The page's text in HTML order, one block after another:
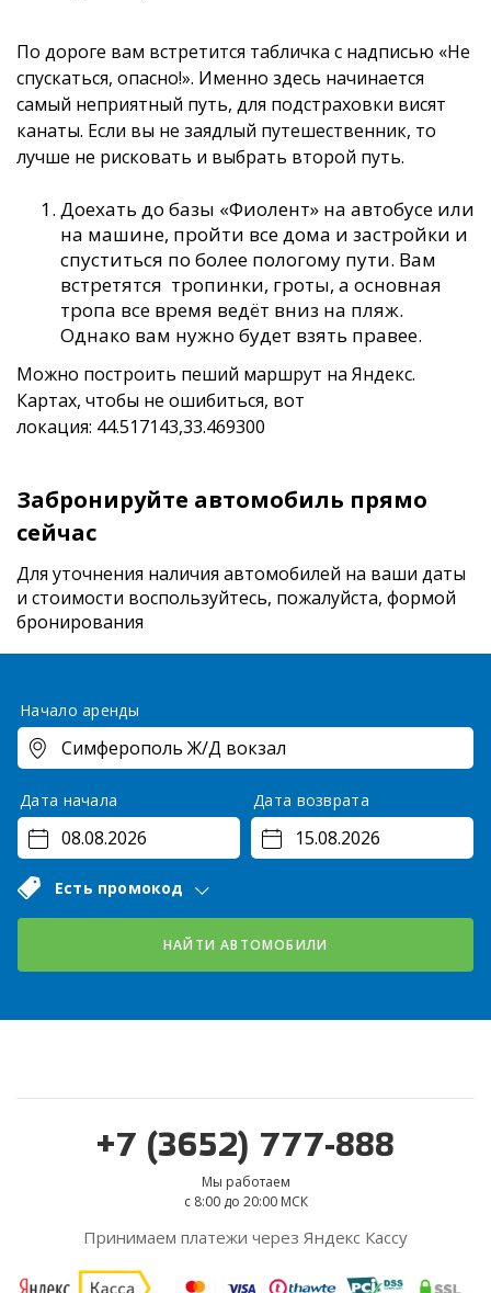
По дороге вам встретится табличка с надписью «Не
спускаться, опасно!». Именно здесь начинается
самый неприятный путь, для подстраховки висят
канаты. Если вы не заядлый путешественник, то
лучше не рисковать и выбрать второй путь.
Доехать до базы «Фиолент» на автобусе или
на машине, пройти все дома и застройки и
спуститься по более пологому пути. Вам
встретятся тропинки, гроты, а основная
тропа все время ведёт вниз на пляж.
Однако вам нужно будет взять правее.
Можно построить пеший маршрут на Яндекс.
Картах, чтобы не ошибиться, вот
локация: 44.517143,33.469300
Забронируйте автомобиль прямо
сейчас
Для уточнения наличия автомобилей на ваши даты
и стоимости воспользуйтесь, пожалуйста, формой
бронирования
Начало аренды
Дата начала Дата возврата
Есть промокод
НАЙТИ АВТОМОБИЛИ
+7 (3652) 777-888
Мы работаем
с 8:00 до 20:00 МСК
Принимаем платежи через Яндекс Кассу